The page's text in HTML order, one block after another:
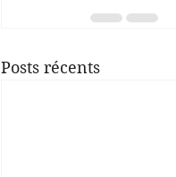
Posts récents